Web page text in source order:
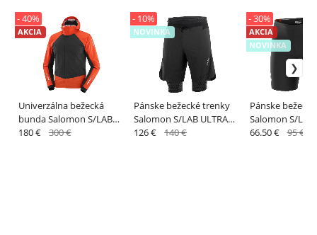
Univerzálna bežecká
bunda Salomon S/LAB
ULTRA JKT U DEEP Black /
AKCIA
- 40%
180 € 300 €
Pánske bežecké trenky
Salomon S/LAB ULTRA
2IN1 SHORT M DEEP
NOVINKA
- 10%
126 € 140 €
Pánske
Salomon S/LAB
SHT TIGHTS M
AKCIA
NOVINKA
- 30%
66.50 € 95 €